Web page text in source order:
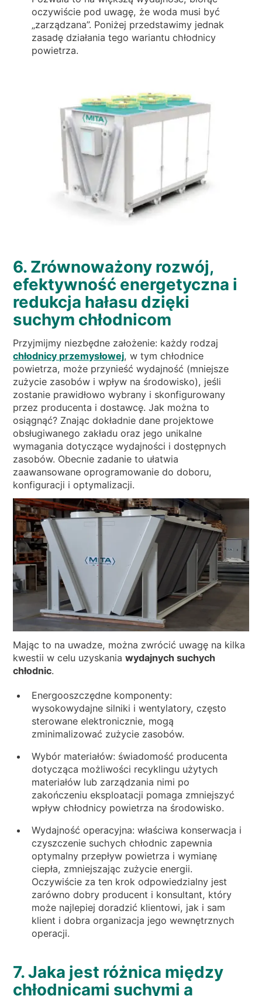
oczywiście pod uwagę, że woda musi być
„zarządzana”. Poniżej przedstawimy jednak
zasadę działania tego wariantu chłodnicy
powietrza.
6. Zrównoważony rozwój,
efektywność energetyczna i
redukcja hałasu dzięki
suchym chłodnicom
Przyjmijmy niezbędne założenie: każdy rodzaj
chłodnicy przemysłowej, w tym chłodnice
powietrza, może przynieść wydajność (mniejsze
zużycie zasobów i wpływ na środowisko), jeśli
zostanie prawidłowo wybrany i skonfigurowany
przez producenta i dostawcę. Jak można to
osiągnąć? Znając dokładnie dane projektowe
obsługiwanego zakładu oraz jego unikalne
wymagania dotyczące wydajności i dostępnych
zasobów. Obecnie zadanie to ułatwia
zaawansowane oprogramowanie do doboru,
konfiguracji i optymalizacji.
Mając to na uwadze, można zwrócić uwagę na kilka
kwestii w celu uzyskaniawydajnych suchych
chłodnic.
Energooszczędne komponenty:
wysokowydajne silniki i wentylatory, często
sterowane elektronicznie, mogą
zminimalizować zużycie zasobów.
Wybór materiałów: świadomość producenta
dotycząca możliwości recyklingu użytych
materiałów lub zarządzania nimi po
zakończeniu eksploatacji pomaga zmniejszyć
wpływ chłodnicy powietrza na środowisko.
Wydajność operacyjna: właściwa konserwacja i
czyszczenie suchych chłodnic zapewnia
optymalny przepływ powietrza i wymianę
ciepła, zmniejszając zużycie energii.
Oczywiście za ten krok odpowiedzialny jest
zarówno dobry producent i konsultant, który
może najlepiej doradzić klientowi, jak i sam
klient i dobra organizacja jego wewnętrznych
operacji.
7. Jaka jest różnica między
chłodnicami suchymi a